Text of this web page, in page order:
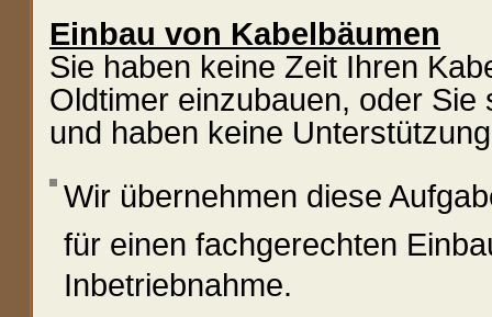
Einbau von Kabelbäumen
Sie haben keine Zeit Ihren
Oldtimer einzubauen, oder Sie
und haben keine
Wir übernehmen diese
für einen fachgerechten
Inbetriebnahme.